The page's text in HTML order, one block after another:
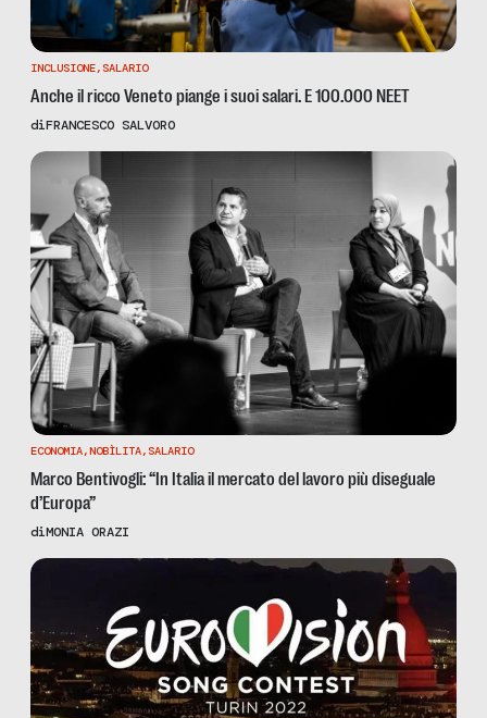
INCLUSIONE, SALARIO
Anche il ricco Veneto piange i suoi salari. E 100.000 NEET
diFRANCESCO SALVORO
ECONOMIA,NOBÌLITA, SALARIO
Marco Bentivogli: “In Italia il mercato del lavoro più diseguale
d’Europa”
diMONIA ORAZI